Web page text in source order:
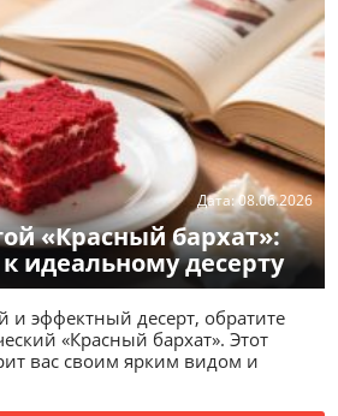
«Красный бархат»:
идеальному десерту
Дата:08.06.2026
и эффектный десерт, обратите
«Красный бархат». Этот
вас своим ярким видом и